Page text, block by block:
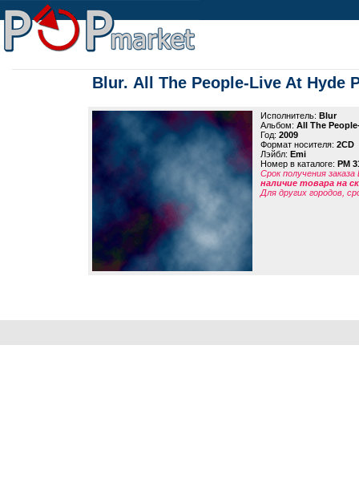
Blur. All The People-Live At Hyde
Исполнитель: Blur
Альбом: All The
Год: 2009
Формат носителя: 2CD
Лэйбл: Emi
Номер в каталоге: PM
Срок получения
наличие товара на
Для других городов,